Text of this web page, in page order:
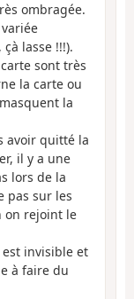
ombragée.
lasse !!!).
sont très
la carte ou
la
avoir quitté la
il y a une
lors de la
pas sur les
on rejoint le
invisible et
à faire du